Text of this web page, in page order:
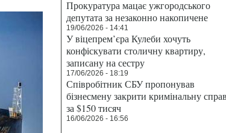
Прокуратура мацає ужгородського
депутата за незаконно накопичене
19/06/2026 - 14:41
У віцепрем’єра Кулеби хочуть
конфіскувати столичну квартиру,
записану на сестру
17/06/2026 - 18:19
Співробітник СБУ пропонував
бізнесмену закрити кримінальну
за $150 тисяч
16/06/2026 - 16:56